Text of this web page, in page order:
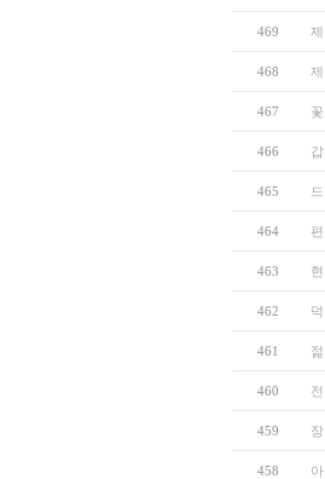
469
468
467
466
465
464
463
462
461
460
459
458